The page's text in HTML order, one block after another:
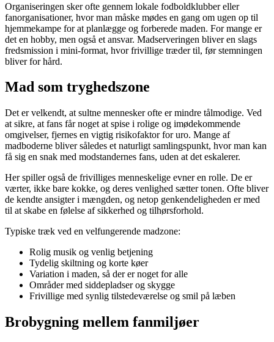
Organiseringen sker ofte gennem lokale fodboldklubber eller
fanorganisationer, hvor man måske mødes en gang om ugen op til
hjemmekampe for at planlægge og forberede maden. For mange er
det en hobby, men også et ansvar. Madserveringen bliver en slags
fredsmission i mini-format, hvor frivillige træder til, før stemningen
bliver for hård.
Mad som tryghedszone
Det er velkendt, at sultne mennesker ofte er mindre tålmodige. Ved
at sikre, at fans får noget at spise i rolige og imødekommende
omgivelser, fjernes en vigtig risikofaktor for uro. Mange af
madboderne bliver således et naturligt samlingspunkt, hvor man kan
få sig en snak med modstandernes fans, uden at det eskalerer.
Her spiller også de frivilliges menneskelige evner en rolle. De er
værter, ikke bare kokke, og deres venlighed sætter tonen. Ofte bliver
de kendte ansigter i mængden, og netop genkendeligheden er med
til at skabe en følelse af sikkerhed og tilhørsforhold.
Typiske træk ved en velfungerende madzone:
Rolig musik og venlig betjening
Tydelig skiltning og korte køer
Variation i maden, så der er noget for alle
Områder med siddepladser og skygge
Frivillige med synlig tilstedeværelse og smil på læben
Brobygning mellem fanmiljøer